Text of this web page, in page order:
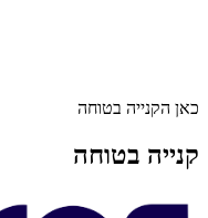
כאן הקנייה בטוחה
קנייה בטוחה